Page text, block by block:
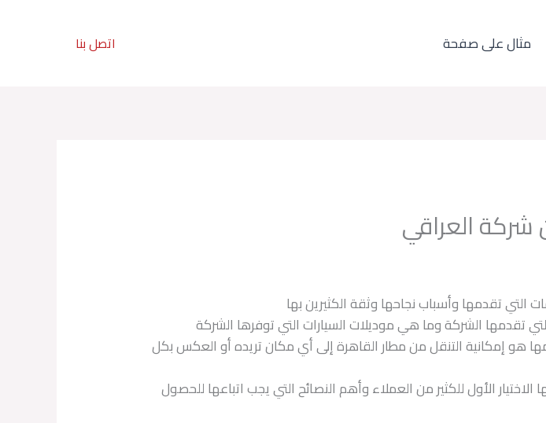
مثال على صفحة اتصل بنا
التي تقدمها وأسباب نجاحها وثقة الكثيرين بها
تقدمها الشركة وما هي موديلات السيارات التي توفرها الشركة
هو إمكانية التنقل من مطار القاهرة إلى أي مكان تريده أو العكس بكل
الأول للكثير من العملاء وأهم النصائح التي يجب اتباعها للحصول